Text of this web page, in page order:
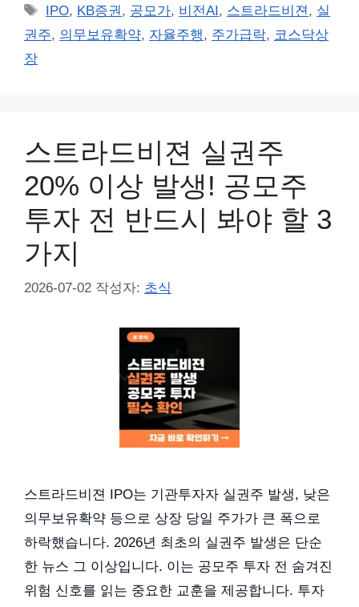
테
리
태
그
IPO, KB증권 , 공모가, 비전AI, 스트라드비젼 , 실
권주, 의무보유확약, 자율주행, 주가급락, 코스닥상
장
스트라드비젼 실권주
20% 이상 발생! 공모주
투자 전 반드시 봐야 할 3
가지
2026-07-02 작성자: 초식
스트라드비젼 IPO는 기관투자자 실권주 발생, 낮은
의무보유확약 등으로 상장 당일 주가가 큰 폭으로
하락했습니다. 2026년 최초의 실권주 발생은 단순
한 뉴스 그 이상입니다. 이는 공모주 투자 전 숨겨진
위험 신호를 읽는 중요한 교훈을 제공합니다. 투자